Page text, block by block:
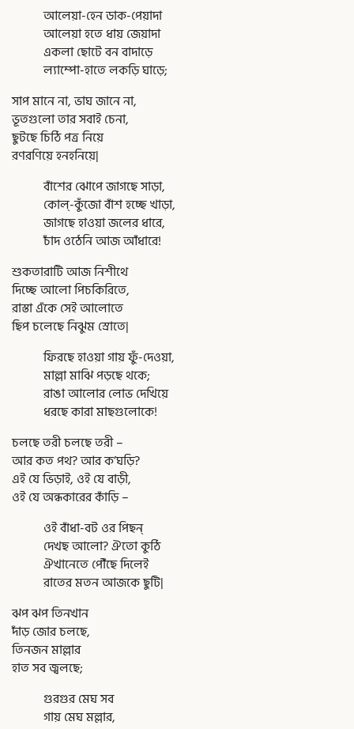
আলেয়া-হেন ডাক-পেয়াদা
আলেয়া হতে ধায় জেয়াদা
একলা ছোটে বন বাদাড়ে
ল্যাম্পো-হাতে লকড়ি ঘাড়ে;
সাপ মানে না, ভাঘ জানে না,
ভূতগুলো তার সবাই চেনা,
ছুটছে চিঠি পত্র নিয়ে
রণরণিয়ে হনহনিয়ে|
বাঁশের ঝোপে জাগছে সাড়া,
কোল্-কুঁজো বাঁশ হচ্ছে খাড়া,
জাগছে হাওয়া জলের ধারে,
চাঁদ ওঠেনি আজ আঁধারে!
শুকতারাটি আজ নিশীথে
দিচ্ছে আলো পিচকিরিতে,
রাস্তা এঁকে সেই আলোতে
ছিপ চলেছে নিঝুম স্রোতে|
ফিরছে হাওয়া গায় ফুঁ-দেওয়া,
মাল্লা মাঝি পড়ছে থকে;
রাঙা আলোর লোভ দেখিয়ে
ধরছে কারা মাছগুলোকে!
চলছে তরী চলছে তরী –
আর কত পথ? আর ক’ঘড়ি?
এই যে ভিড়াই, ওই যে বাড়ী,
ওই যে অন্ধকারের কাঁড়ি –
ওই বাঁধা-বট ওর পিছন্
দেখছ আলো? ঐতো কুঠি
ঐখানেতে পৌঁছে দিলেই
রাতের মতন আজকে ছুটি|
ঝপ ঝপ তিনখান
দাঁড় জোর চলছে,
তিনজন মাল্লার
হাত সব জ্বলছে;
গুরগুর মেঘ সব
গায় মেঘ মল্লার,